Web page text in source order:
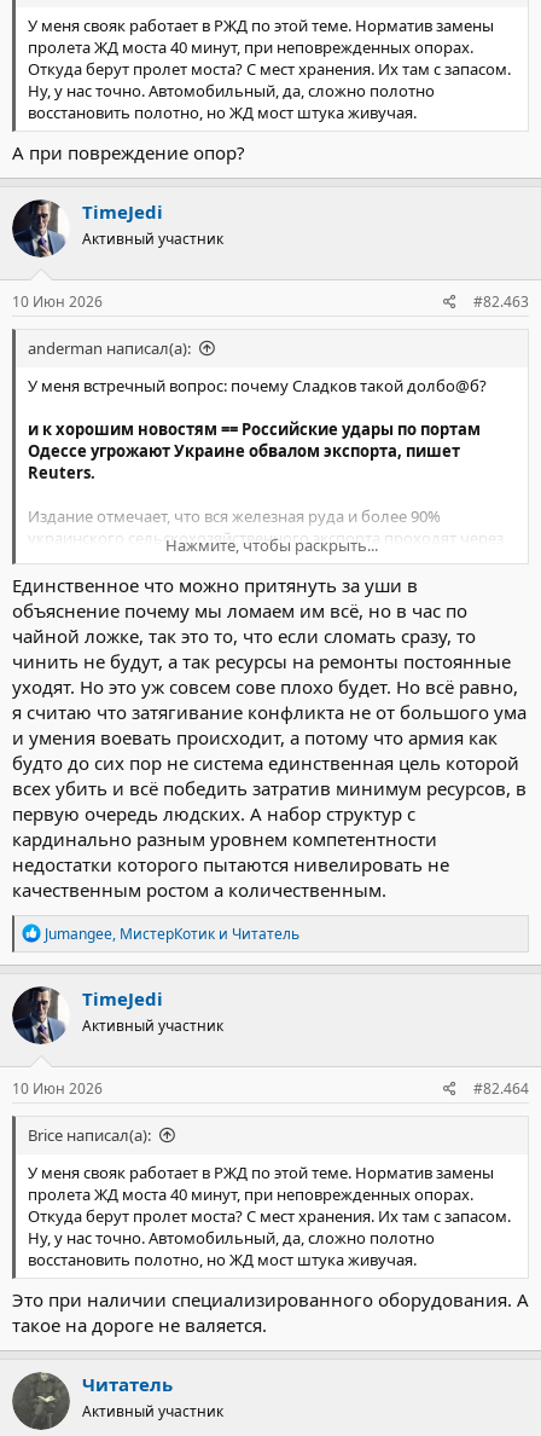
У меня свояк работает в РЖД по этой теме. Норматив замены
пролета ЖД моста 40 минут, при неповрежденных опорах.
Откуда берут пролет моста? С мест хранения. Их там с запасом.
Ну, у нас точно. Автомобильный, да, сложно полотно
восстановить полотно, но ЖД мост штука живучая.
А при повреждение опор?
TimeJedi
Активный участник
10 Июн 2026 #82.463
anderman написал(а):
У меня встречный вопрос: почему Сладков такой долбо@б?
и к хорошим новостям == Российские удары по портам
Одессе угрожают Украине обвалом экспорта, пишет
Reuters.
Издание отмечает, что вся железная руда и более 90%
украинского сельскохозяйственного экспорта проходят через
три порта Одесского узла, при этом доходы от экспорта
сельскохозяйственной продукции составляют основную часть
экспортных поступлений для Украины в военное время.
«Ситуация в портах Одесской области достигла критической
точки. Систематические российские обстрелы разрушают
логистическое сердце Украины. Предприятия исчерпали свои
финансовые резервы на бесконечный ремонт под обстрелами.
Без государственной рамочной программы и поддержки со
стороны иностранных фондов восстановить терминалы
самостоятельно невозможно»,
– говорится в заявлении Украинской аграрной конфедерации,
которое цитирует агентство.
По оценкам Всемирного банка, потребности в восстановлении
всего транспортного сектора Украины к концу 2025 года
оценивались в $96,3 миллиарда, при этом около 60% убытков,
связанных с транспортом, обусловлены нарушением доступа к
портам.
В портах расположены десятки зерновых и масличных
терминалов, некоторые из которых принадлежат крупным
иностранным компаниям. Если терминалы потеряют
способность быстро восстанавливаться, экспорт рухнет,
складские помещения переполнятся, а фермерам не хватит
оборотного капитала, необходимого для следующих посевных
====================
(С)
Посмотреть вложение 62902
Нажмите, чтобы раскрыть...
Единственное что можно притянуть за уши в
объяснение почему мы ломаем им всё, но в час по
чайной ложке, так это то, что если сломать сразу, то
чинить не будут, а так ресурсы на ремонты постоянные
уходят. Но это уж совсем сове плохо будет. Но всё равно,
я считаю что затягивание конфликта не от большого ума
и умения воевать происходит, а потому что армия как
будто до сих пор не система единственная цель которой
всех убить и всё победить затратив минимум ресурсов, в
первую очередь людских. А набор структур с
кардинально разным уровнем компетентности
недостатки которого пытаются нивелировать не
качественным ростом а количественным.
Р
е
а
к
ц
и
и
:
Jumangee, МистерКотик и Читатель
TimeJedi
Активный участник
10 Июн 2026 #82.464
Brice написал(а):
У меня свояк работает в РЖД по этой теме. Норматив замены
пролета ЖД моста 40 минут, при неповрежденных опорах.
Откуда берут пролет моста? С мест хранения. Их там с запасом.
Ну, у нас точно. Автомобильный, да, сложно полотно
восстановить полотно, но ЖД мост штука живучая.
Это при наличии специализированного оборудования. А
такое на дороге не валяется.
Читатель
Активный участник